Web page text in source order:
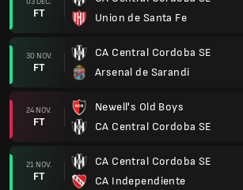
FT
Union de Santa Fe
30 NOV.
FT
CA Central Cordoba SE
Arsenal de Sarandi
24 NOV.
FT
Newell's Old Boys
CA Central Cordoba SE
21 NOV.
FT
CA Central Cordoba SE
CA Independiente